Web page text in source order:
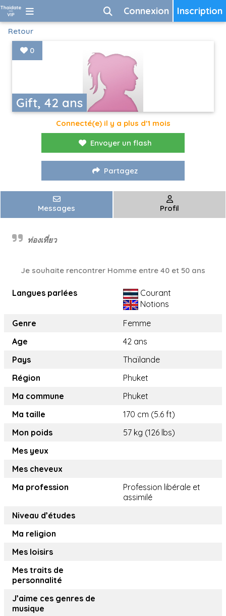
Inscription
Connexion
Retour
Gift, 42 ans
0
Connecté(e) il y a plus d'1 mois
Envoyer un flash
Partagez
Messages Profil
ท่องเที่ยว
Je souhaite rencontrer Homme entre 40 et 50 ans
Langues parlées
Courant
Notions
Genre
Femme
Age
42 ans
Pays
Thaïlande
Région
Phuket
Ma commune
Phuket
Ma taille
170 cm (5.6 ft)
Mon poids
57 kg (126 lbs)
Mes yeux
Mes cheveux
Ma profession
Profession libérale et
assimilé
Niveau d’études
Ma religion
Mes loisirs
Mes traits de
personnalité
J’aime ces genres de
musique